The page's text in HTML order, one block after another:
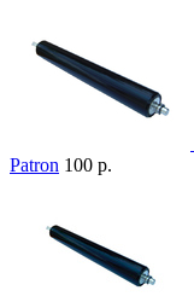
Patron 100 р.